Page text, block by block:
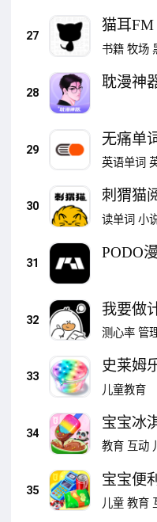
27
猫耳FM
书籍 牧场
28
耽漫神
29
无痛单
英语单词
30
刺猬猫
读单词 小
31
PODO
32
我要做
测心率 管
33
史莱姆
儿童教育
34
宝宝冰
教育 互动
35
宝宝便
儿童 教育